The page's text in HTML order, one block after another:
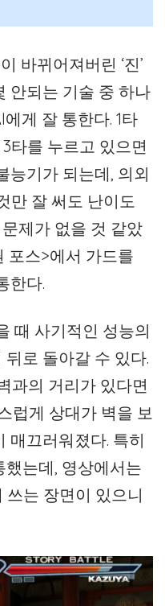
바뀌어져버린 ‘진’
안되는 기술 중 하나
에게 잘 통한다. 1타
타를 누르고 있으면
능기가 되는데, 의외
만 잘 써도 난이도
제가 없을 것 같았
포스>에서 가드를
한다.
때 사기적인 성능의
로 돌아갈 수 있다.
과의 거리가 있다면
럽게 상대가 벽을 보
매끄러워졌다. 특히
는데, 영상에서는
쓰는 장면이 있으니